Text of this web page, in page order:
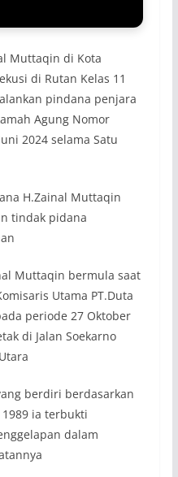
Muttaqin di Kota
di Rutan Kelas 11
pindana penjara
Agung Nomor
2024 selama Satu
H.Zainal Muttaqin
tindak pidana
Muttaqin bermula saat
Utama PT.Duta
periode 27 Oktober
di Jalan Soekarno
berdiri berdasarkan
ia terbukti
dalam